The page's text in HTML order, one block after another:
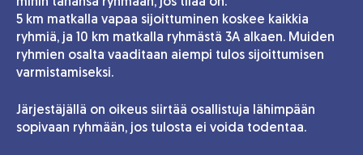
5 km matkalla vapaa sijoittuminen koskee kaikkia
ryhmiä, ja 10 km matkalla ryhmästä 3A alkaen. Muiden
ryhmien osalta vaaditaan aiempi tulos sijoittumisen
varmistamiseksi.
Järjestäjällä on oikeus siirtää osallistuja lähimpään
sopivaan ryhmään, jos tulosta ei voida todentaa.